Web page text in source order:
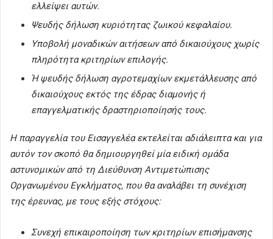
ελλείψει αυτών.
Ψευδής δήλωση κυριότητας ζωικού κεφαλαίου.
Υποβολή μοναδικών αιτήσεων από δικαιούχους χωρίς
πληρότητα κριτηρίων επιλογής.
Ή ψευδής δήλωση αγροτεμαχίων εκμετάλλευσης από
δικαιούχους εκτός της έδρας διαμονής ή
επαγγελματικής δραστηριοποίησής τους.
Η παραγγελία του Εισαγγελέα εκτελείται αδιάλειπτα και για
αυτόν τον σκοπό θα δημιουργηθεί μία ειδική ομάδα
αστυνομικών από τη Διεύθυνση Αντιμετώπισης
Οργανωμένου Εγκλήματος, που θα αναλάβει τη συνέχιση
της έρευνας, με τους εξής στόχους:
Συνεχή επικαιροποίηση των κριτηρίων επισήμανσης